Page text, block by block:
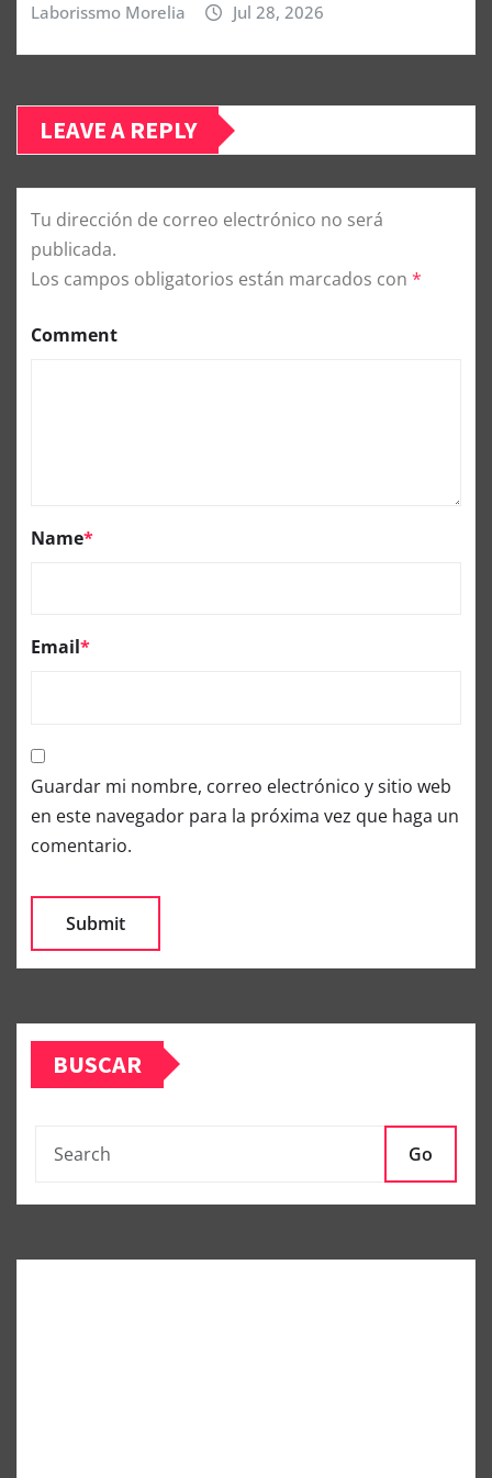
Laborissmo Morelia Jul 28, 2026
LEAVE A REPLY
Tu dirección de correo electrónico no será
publicada.
Los campos obligatorios están marcados con *
Comment
Name*
Email*
Guardar mi nombre, correo electrónico y sitio web
en este navegador para la próxima vez que haga un
comentario.
BUSCAR
Go